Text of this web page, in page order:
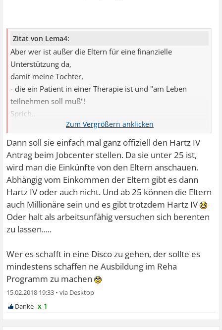
Zitat von Lema4:
Aber wer ist außer die Eltern für eine finanzielle
Unterstützung da,
damit meine Tochter,
- die ein Patient in einer Therapie ist und "am Leben
teilnehmen soll muß"!
Sprich..
mit Freundinnen ein Eis essen gehen, in die Disco, etc...,
dies auch umsetzen kann?
Dann soll sie einfach mal ganz offiziell den Hartz IV
Antrag beim Jobcenter stellen. Da sie unter 25 ist,
wird man die Einkünfte von den Eltern anschauen.
Abhängig vom Einkommen der Eltern gibt es dann
Hartz IV oder auch nicht. Und ab 25 können die Eltern
auch Millionäre sein und es gibt trotzdem Hartz IV
Oder halt als arbeitsunfähig versuchen sich berenten
zu lassen.....
Wer es schafft in eine Disco zu gehen, der sollte es
mindestens schaffen ne Ausbildung im Reha
Programm zu machen
15.02.2018 19:33 •
x 1